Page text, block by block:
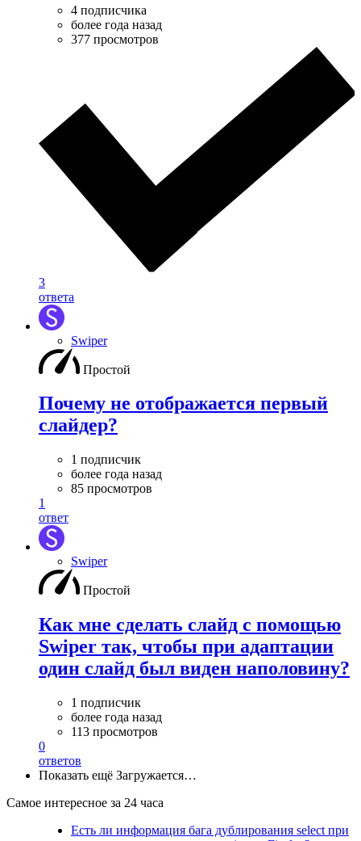
4 подписчика
более года назад
377 просмотров
3
ответа
Swiper
Простой
Почему не отображается первый
слайдер?
1 подписчик
более года назад
85 просмотров
1
ответ
Swiper
Простой
Как мне сделать слайд с помощью
Swiper так, чтобы при адаптации
один слайд был виден наполовину?
1 подписчик
более года назад
113 просмотров
0
ответов
Показать ещё Загружается…
Самое интересное за 24 часа
Есть ли информация бага дублирования select при